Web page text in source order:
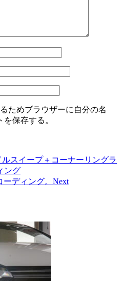
ためブラウザーに自分の名
保存する。
スイープ＋コーナーリングラ
ング
ディング。 Next